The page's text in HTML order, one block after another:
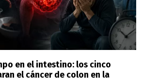
en el intestino: los cinco
el cáncer de colon en la